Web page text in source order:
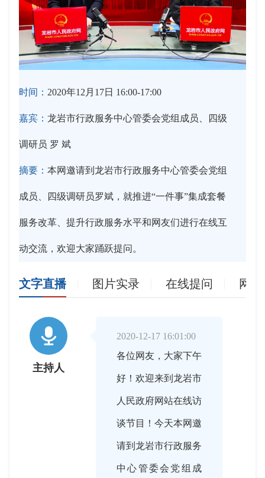
时间： 2020年12月17日 16:00-17:00
嘉宾： 龙岩市行政服务中心管委会党组成员、四级
调研员 罗 斌
摘要： 本网邀请到龙岩市行政服务中心管委会党组
成员、四级调研员罗斌，就推进“一件事”集成套餐
服务改革、提升行政服务水平和网友们进行在线互
动交流，欢迎大家踊跃提问。
文字直播 图片实录 在线提问 网

主持人
2020-12-17 16:01:00
各位网友，大家下午
好！欢迎来到龙岩市
人民政府网站在线访
谈节目！今天本网邀
请到龙岩市行政服务
中心管委会党组成